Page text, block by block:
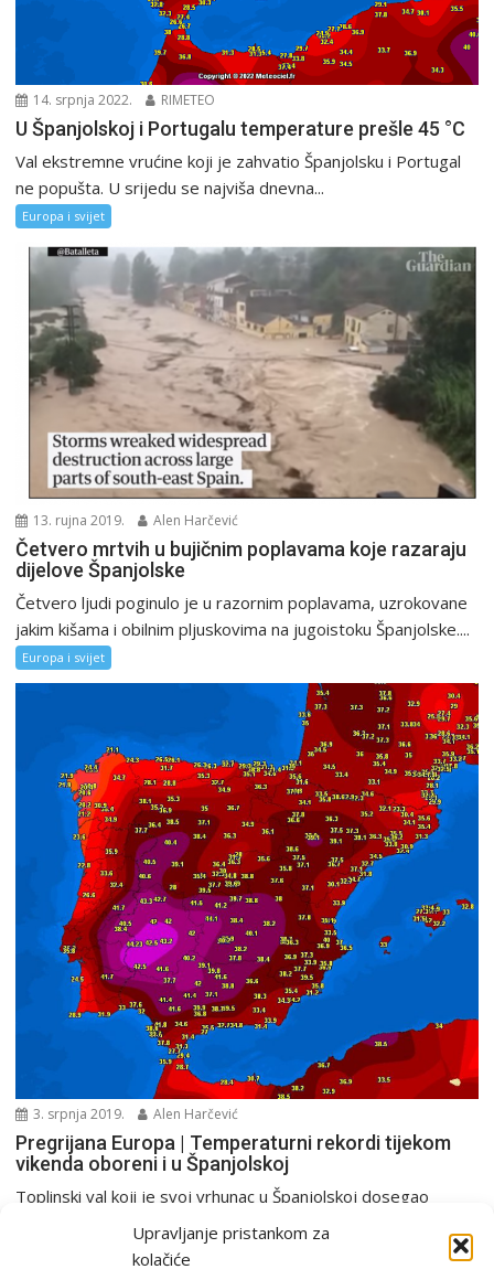
Upravljanje pristankom za
kolačiće
14. srpnja 2022. RIMETEO
U Španjolskoj i Portugalu temperature prešle 45 °C
Val ekstremne vrućine koji je zahvatio Španjolsku i Portugal
ne popušta. U srijedu se najviša dnevna...
Europa i svijet
13. rujna 2019. Alen Harčević
Četvero mrtvih u bujičnim poplavama koje razaraju
dijelove Španjolske
Četvero ljudi poginulo je u razornim poplavama, uzrokovane
jakim kišama i obilnim pljuskovima na jugoistoku Španjolske....
Europa i svijet
3. srpnja 2019. Alen Harčević
Pregrijana Europa | Temperaturni rekordi tijekom
vikenda oboreni i u Španjolskoj
Toplinski val koji je svoj vrhunac u Španjolskoj dosegao
tijekom proteklog vikenda premašio je nekoliko rekorda,...